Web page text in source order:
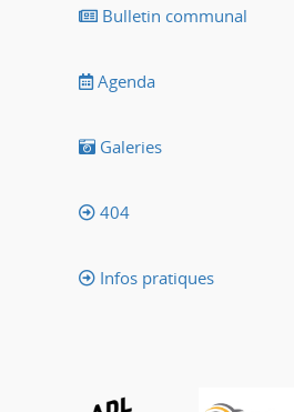
Bulletin communal
Agenda
Galeries
404
Infos pratiques